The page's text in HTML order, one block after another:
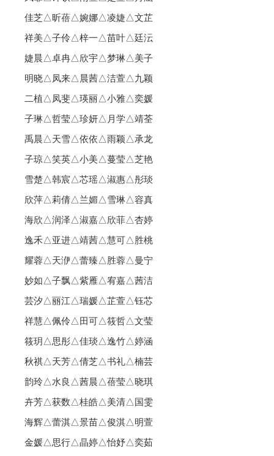
佳芝△昕蓓△婉娜△凌婕△文芷
祥美△子伶△梓一△苗叶△廷沄
婕晨△卓冉△欣宇△梦琳△美子
明晓△凤来△晨茜△洁萱△九颖
二植△凤斐△瑛丽△小雅△奕媛
子琳△哲莹△珍妍△月学△靖荃
禹晨△天雪△依依△雨颖△承龙
子琼△笑英△小美△蔓莹△芝艳
雪楚△韩宸△芯瑶△淑惠△彤琰
欣萍△莉倩△兰媚△雪琳△容真
海欣△润泽△淑嘉△欣菲△杏婷
逸禾△亚进△靖茜△慧可△胜桃
耀蓉△天洢△蕾臻△胜蓉△曼宁
妙如△子飘△紫雁△宥嘉△茜洁
芸汐△丽江△瑞媛△芷萱△钰芯
祥慧△佩伶△田可△筱哲△文莹
筱玥△思彤△佳琰△逸竹△婷涵
秋祺△天芳△倩芝△书礼△楠芸
韵玲△水良△茜晨△蓓莹△晓琪
卉芳△获数△桂皓△美清△国雯
海辉△蕾淇△景苗△俊淇△明萱
金媛△思行△晶婷△怡妤△奕茹